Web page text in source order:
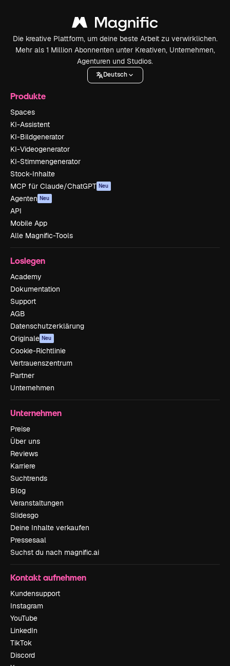
Die kreative Plattform, um deine beste Arbeit zu verwirklichen.
Mehr als 1 Million Abonnenten unter Kreativen, Unternehmen,
Agenturen und Studios.
Deutsch
Produkte
Spaces
KI-Assistent
KI-Bildgenerator
KI-Videogenerator
KI-Stimmengenerator
Stock-Inhalte
MCP für Claude/ChatGPT Neu
Agenten Neu
API
Mobile App
Alle Magnific-Tools
Loslegen
Academy
Dokumentation
Support
AGB
Datenschutzerklärung
Originale Neu
Cookie-Richtlinie
Vertrauenszentrum
Partner
Unternehmen
Unternehmen
Preise
Über uns
Reviews
Karriere
Suchtrends
Blog
Veranstaltungen
Slidesgo
Deine Inhalte verkaufen
Pressesaal
Suchst du nach magnific.ai
Kontakt aufnehmen
Kundensupport
Instagram
YouTube
LinkedIn
TikTok
Discord